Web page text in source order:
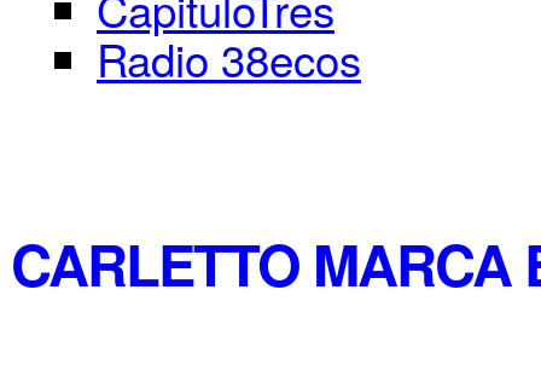
Radio 38ecos
CARLETTO MARCA